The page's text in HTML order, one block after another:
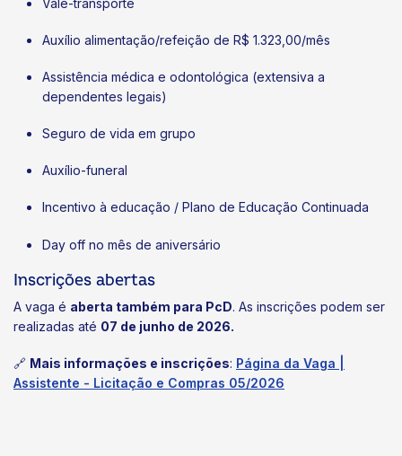
Auxílio alimentação/refeição de R$ 1.323,00/mês
Assistência médica e odontológica (extensiva a
dependentes legais)
Seguro de vida em grupo
Auxílio-funeral
Incentivo à educação / Plano de Educação Continuada
Day off no mês de aniversário
Inscrições abertas
A vaga é aberta também para PcD. As inscrições podem ser
realizadas até 07 de junho de 2026.
🔗 Mais informações e inscrições: Página da Vaga |
Assistente - Licitação e Compras 05/2026